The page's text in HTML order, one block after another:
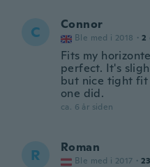
C Connor
Ble med i 2018 · 2
Fits my
perfect. It's
but nice tight fit
one did.
ca. 6 år siden
R Roman
Ble med i 2017 · 23